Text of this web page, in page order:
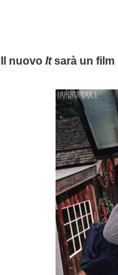
Il nuovo Itsarà un film